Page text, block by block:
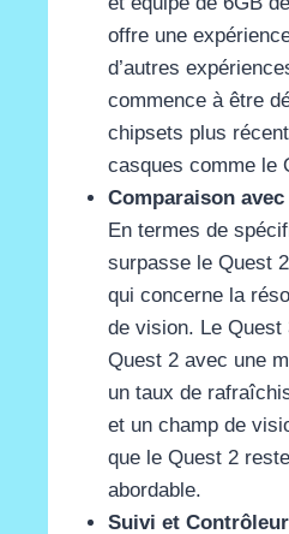
offre une
d’autres
commence à être
chipsets plus
casques comme le
Comparaison
En termes de
surpasse le Quest
qui concerne la
de vision. Le Quest
Quest 2 avec une
un taux de
et un champ de
que le Quest 2
abordable​​.
Suivi et